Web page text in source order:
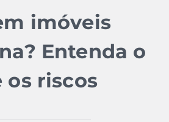
imóveis
Entenda o
os riscos